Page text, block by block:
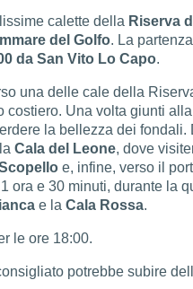
calette della Riserva
del Golfo. La
da San Vito Lo Capo.
una delle cale della
costiero. Una volta giunti
la bellezza dei
laCala del Leone, dove
e, infine, verso il
ora e 30 minuti, durante la
e la Cala Rossa.
le ore 18:00.
potrebbe subire